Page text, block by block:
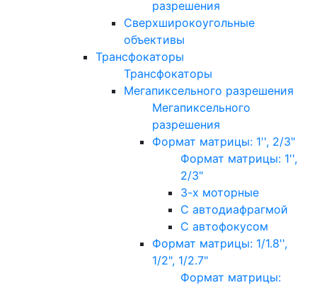
разрешения
Сверхширокоугольные
объективы
Трансфокаторы
Трансфокаторы
Мегапиксельного разрешения
Мегапиксельного
разрешения
Формат матрицы: 1'', 2/3"
Формат матрицы: 1'',
2/3"
3-х моторные
С автодиафрагмой
С автофокусом
Формат матрицы: 1/1.8'',
1/2", 1/2.7"
Формат матрицы: